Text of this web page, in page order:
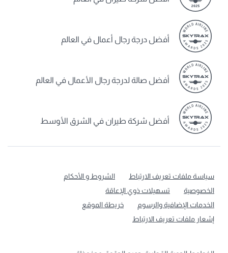
أفضل درجة رجال أعمال في العالم
أفضل صالة لدرجة رجال الأعمال في العالم
أفضل شركة طيران في الشرق الأوسط
سياسة ملفات تعريف الارتباط
الشروط و الأحكام
الخصوصية
تسهيلات ذوي الإعاقة
الخدمات الإضافية والرسوم
خريطة الموقع
إشعار ملفات تعريف الارتباط